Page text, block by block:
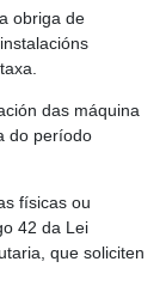
obriga de
das máquina
do período
físicas ou
42 da Lei
que soliciten